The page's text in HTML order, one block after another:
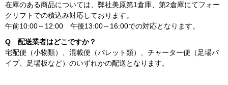
在庫のある商品については、弊社美原第1倉庫、第2倉庫にてフォー
クリフトでの積込み対応しております。
午前10:00～12:00 午後13:00～16:00での対応となります。
Q 配送業者はどこですか？
宅配便（小物類）、混載便（パレット類）、チャーター便（足場パ
イプ、足場板など）のいずれかの配送となります。